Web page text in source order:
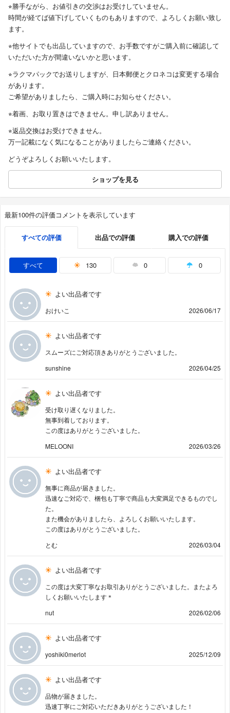
⭐︎勝手ながら、お値引きの交渉はお受けしていません。
時間が経てば値下げしていくものもありますので、よろしくお願い致し
ます。
⭐︎他サイトでも出品していますので、お手数ですがご購入前に確認して
いただいた方が間違いないかと思います。
⭐︎ラクマパックでお送りしますが、日本郵便とクロネコは変更する場合
があります。
ご希望がありましたら、ご購入時にお知らせください。
⭐︎着画、お取り置きはできません。申し訳ありません。
⭐︎返品交換はお受けできません。
万一記載になく気になることがありましたらご連絡ください。
どうぞよろしくお願いいたします。
ショップを見る
最新100件の評価コメントを表示しています
すべての評価 出品での評価 購入での評価
すべて 130 0 0
よい出品者です
おけいこ 2026/06/17
よい出品者です
スムーズにご対応頂きありがとうございました。
sunshine
2026/04/25
よい出品者です
受け取り遅くなりました。
無事到着しております。
この度はありがとうございました。
MELOONI
2026/03/26
よい出品者です
無事に商品が届きました。
迅速なご対応で、梱包も丁寧で商品も大変満足できるものでし
た。
また機会がありましたら、よろしくお願いいたします。
この度はありがとうございました。
とむ
2026/03/04
よい出品者です
この度は大変丁寧なお取引ありがとうございました。またよろ
しくお願いいたします＊
nut
2026/02/06
よい出品者です
yoshiki0merlot 2025/12/09
よい出品者です
品物が届きました。
迅速丁寧にご対応いただきありがとうございました！